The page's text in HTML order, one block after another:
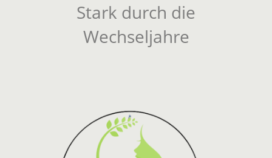
Stark durch die
Wechseljahre